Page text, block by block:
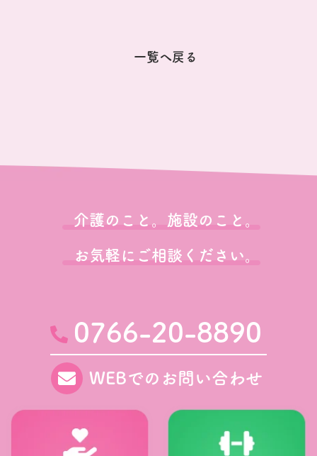
一覧へ戻る
介護のこと。施設のこと。
お気軽にご相談ください。
0766-20-8890
WEBでのお問い合わせ